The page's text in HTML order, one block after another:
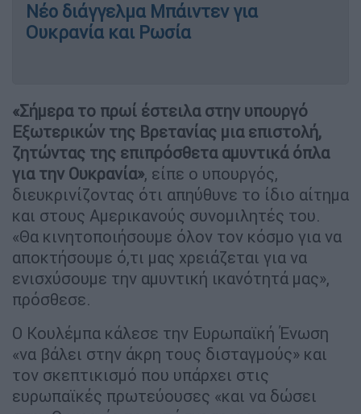
Νέο διάγγελμα Μπάιντεν για
Ουκρανία και Ρωσία
«Σήμερα το πρωί έστειλα στην υπουργό
Εξωτερικών της Βρετανίας μια επιστολή,
ζητώντας της επιπρόσθετα αμυντικά όπλα
για την Ουκρανία», είπε ο υπουργός,
διευκρινίζοντας ότι απηύθυνε το ίδιο αίτημα
και στους Αμερικανούς συνομιλητές του.
«Θα κινητοποιήσουμε όλον τον κόσμο για να
αποκτήσουμε ό,τι μας χρειάζεται για να
ενισχύσουμε την αμυντική ικανότητά μας»,
πρόσθεσε.
Ο Κουλέμπα κάλεσε την Ευρωπαϊκή Ένωση
«να βάλει στην άκρη τους δισταγμούς» και
τον σκεπτικισμό που υπάρχει στις
ευρωπαϊκές πρωτεύουσες «και να δώσει